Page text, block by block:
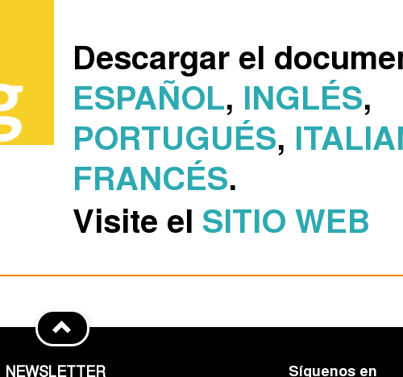
Descargar el
ESPAÑOL, INGLÉS,
PORTUGUÉS,
FRANCÉS.
Visite el SITIO WEB
NEWSLETTER Síguenos en